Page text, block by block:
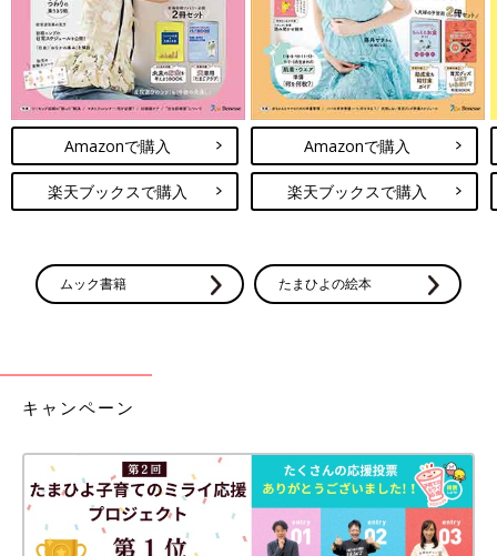
Amazonで購入
楽天ブックスで購入
Amazonで購入
楽天ブックスで購入
ムック書籍 たまひよの絵本
キャンペーン